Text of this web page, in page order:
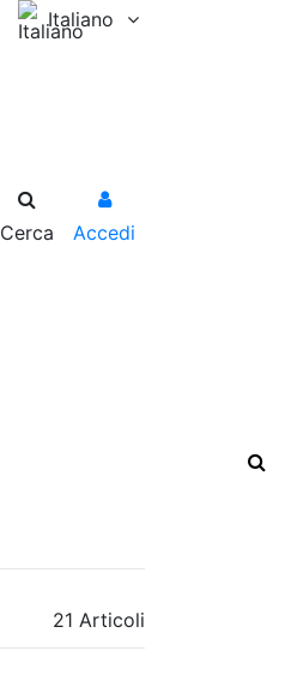
Italiano
Cerca Accedi
21 Articoli